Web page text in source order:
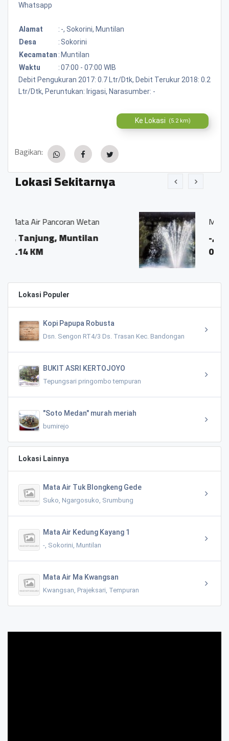
Whatsapp
Alamat : -, Sokorini, Muntilan
Desa
: Sokorini
Kecamatan : Muntilan
Waktu
:07:00 - 07:00 WIB
Debit Pengukuran 2017: 0.7 Ltr/Dtk, Debit Terukur 2018: 0.2
Ltr/Dtk, Peruntukan: Irigasi, Narasumber: -
Ke Lokasi (5.2 km)
Bagikan:
Lokasi Sekitarnya
Mata Air Curah 2
-, Sokorini, Muntilan
0.03 KM
Lokasi Populer
Kopi Papupa Robusta
Dsn. Sengon RT4/3 Ds. Trasan Kec. Bandongan
BUKIT ASRI KERTOJOYO
Tepungsari pringombo tempuran
"Soto Medan" murah meriah
bumirejo
Lokasi Lainnya
Mata Air Tuk Blongkeng Gede
Suko, Ngargosuko, Srumbung
Mata Air Kedung Kayang 1
-, Sokorini, Muntilan
Mata Air Ma Kwangsan
Kwangsan, Prajeksari, Tempuran